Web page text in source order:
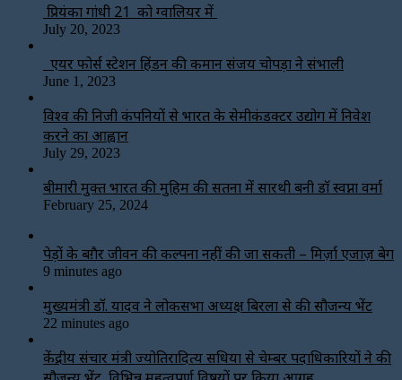
प्रियंका गांधी 21 को ग्वालियर में
July 20, 2023
एयर फोर्स स्टेशन हिंडन की कमान संजय चोपड़ा ने संभाली
June 1, 2023
विश्‍व की निजी कंपनियों से भारत के सेमीकंडक्टर उद्योग में निवेश
करने का आह्वान
July 29, 2023
बीमारी मुक्त भारत की मुहिम की सतना में सारथी बनी डाॅ स्वप्ना वर्मा
February 25, 2024
पेड़ों के बग़ैर जीवन की कल्पना नहीं की जा सकती – मिर्ज़ा एजाज़ बेग
9 minutes ago
मुख्यमंत्री डॉ. यादव ने लोकसभा अध्यक्ष बिरला से की सौजन्य भेंट
22 minutes ago
केंद्रीय संचार मंत्री ज्योतिरादित्य सिंधिया से चेम्बर पदाधिकारियों ने की